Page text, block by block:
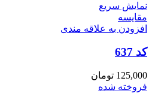
نمایش سریع
مقايسه
افزودن به علاقه مندی
کد 637
125,000 تومان
فروخته شده